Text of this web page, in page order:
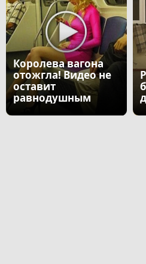
Королева вагона
отожгла! Видео не
оставит
равнодушным